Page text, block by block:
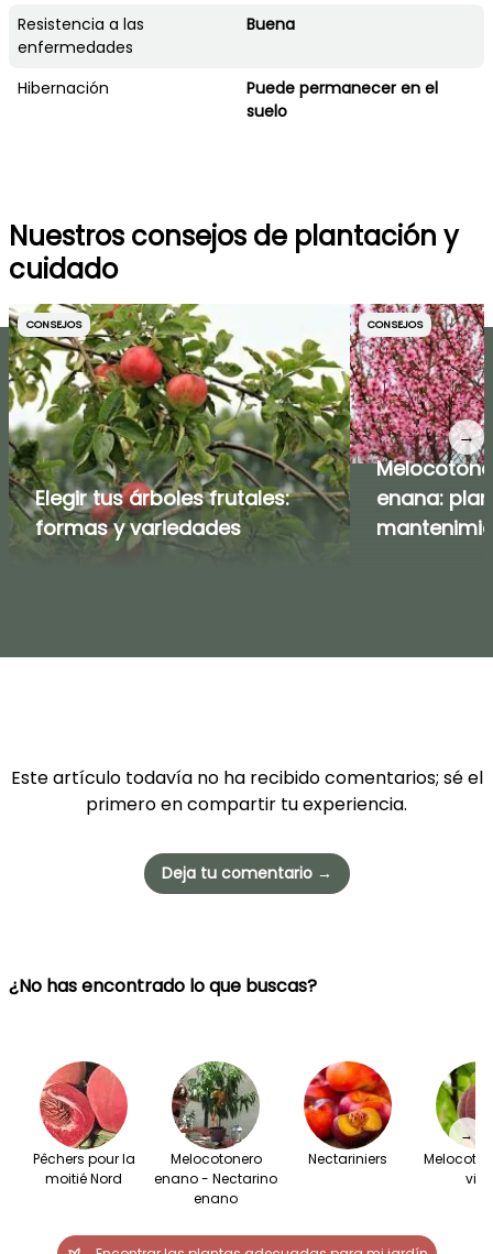
Resistencia a las
enfermedades
Buena
Hibernación
Puede permanecer en el
suelo
Nuestros consejos de plantación y
cuidado
CONSEJOS
Elegir tus árboles frutales:
formas y variedades
CONSEJOS
enana:
→
Este artículo todavía no ha recibido comentarios; sé el
primero en compartir tu experiencia.
Deja tu comentario →
¿No has encontrado lo que buscas?
Pêchers pour la
moitié Nord
Melocotonero
enano - Nectarino
enano
Nectariniers
→